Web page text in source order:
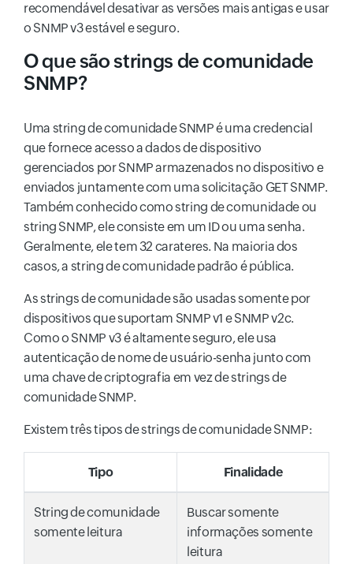
recomendável desativar as versões mais antigas e usar
o SNMP v3 estável e seguro.
O que são strings de comunidade
SNMP?
Uma string de comunidade SNMP é uma credencial
que fornece acesso a dados de dispositivo
gerenciados por SNMP armazenados no dispositivo e
enviados juntamente com uma solicitação GET SNMP.
Também conhecido como string de comunidade ou
string SNMP, ele consiste em um ID ou uma senha.
Geralmente, ele tem 32 carateres. Na maioria dos
casos, a string de comunidade padrão é pública.
As strings de comunidade são usadas somente por
dispositivos que suportam SNMP v1 e SNMP v2c.
Como o SNMP v3 é altamente seguro, ele usa
autenticação de nome de usuário-senha junto com
uma chave de criptografia em vez de strings de
comunidade SNMP.
Existem três tipos de strings de comunidade SNMP:
Tipo Finalidade
String de comunidade
somente leitura
Buscar somente
informações somente
leitura